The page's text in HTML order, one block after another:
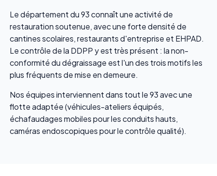
Le département du 93 connaît une activité de
restauration soutenue, avec une forte densité de
cantines scolaires, restaurants d'entreprise et EHPAD.
Le contrôle de la DDPP y est très présent : la non-
conformité du dégraissage est l'un des trois motifs les
plus fréquents de mise en demeure.
Nos équipes interviennent dans tout le 93 avec une
flotte adaptée (véhicules-ateliers équipés,
échafaudages mobiles pour les conduits hauts,
caméras endoscopiques pour le contrôle qualité).